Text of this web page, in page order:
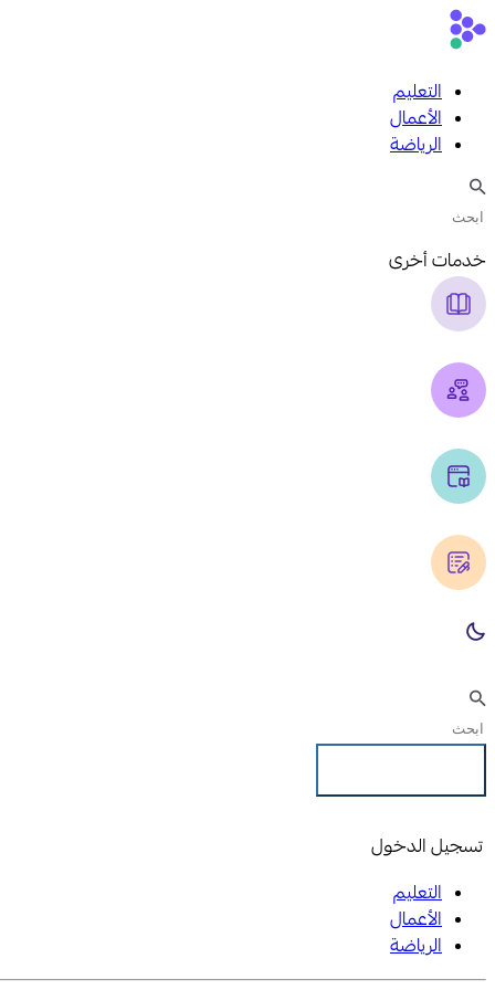
التعليم
الأعمال
الرياضة
خدمات أخرى
تسجيل الدخول
التعليم
الأعمال
الرياضة